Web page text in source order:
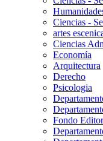
Ciencias -
artes
Ciencias
Economía
Arquitectura
Derecho
Psicologia
Fondo